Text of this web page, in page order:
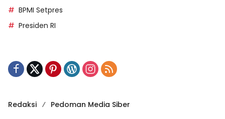
BPMI Setpres
Presiden RI
Redaksi
Pedoman Media Siber